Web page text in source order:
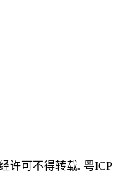
许可不得转载. 粤ICP